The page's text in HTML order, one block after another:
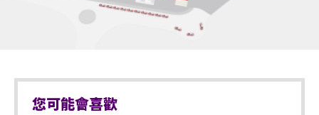
您可能會喜歡